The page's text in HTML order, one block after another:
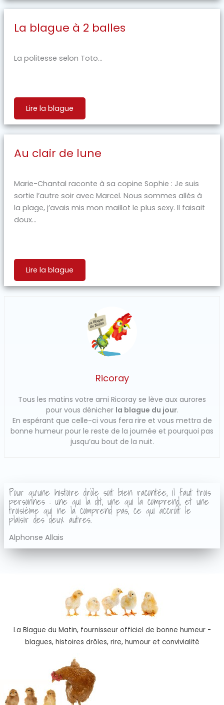
La blague à 2 balles
La politesse selon Toto...
Lire la blague
Au clair de lune
Marie-Chantal raconte à sa copine Sophie : Je suis
sortie l’autre soir avec Marcel. Nous sommes allés à
la plage, j’avais mis mon maillot le plus sexy. Il faisait
doux...
Lire la blague
Ricoray
Tous les matins votre ami Ricoray se lève aux aurores
pour vous dénicher la blague du jour.
En espérant que celle-ci vous fera rire et vous mettra de
bonne humeur pour le reste de la journée et pourquoi pas
jusqu’au bout de la nuit.
Pour qu'une histoire drôle soit bien racontée, il faut trois
personnes : une qui la dit, une qui la comprend, et une
troisième qui ne la comprend pas, ce qui accroît le
plaisir des deux autres.
Alphonse Allais
La Blague du Matin, fournisseur officiel de bonne humeur -
blagues, histoires drôles, rire, humour et convivialité